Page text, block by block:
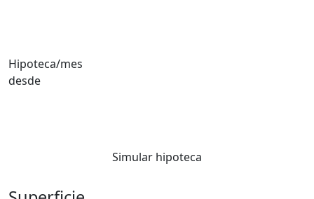
Hipoteca/mes
desde
Simular hipoteca